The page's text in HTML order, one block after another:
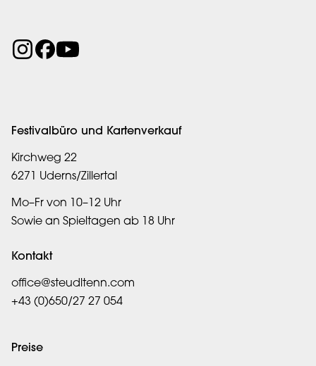
Festivalbüro und Kartenverkauf
Kirchweg 22
6271 Uderns/Zillertal
Mo–Fr von 10–12 Uhr
Sowie an Spieltagen ab 18 Uhr
Kontakt
office@steudltenn.com
+43 (0)650/27 27 054
Preise